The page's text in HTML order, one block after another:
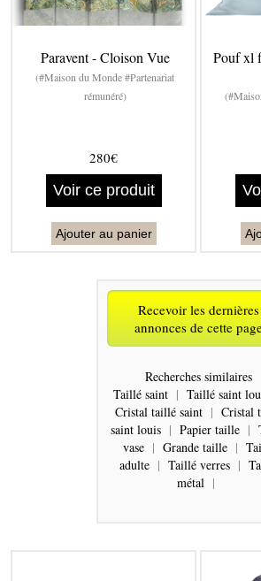
Paravent - Cloison Vue
(#Maison du Monde #Partenariat
rémunéré)
280€
Voir ce produit
Ajouter au panier
Pouf xl
Recevoir les dernières
annonces de cette
Recherches similaires
Taillé saint | Taillé saint
Cristal taillé saint | Cristal
saint louis | Papier taille |
vase | Grande taille |
adulte | Taillé verres |
métal |